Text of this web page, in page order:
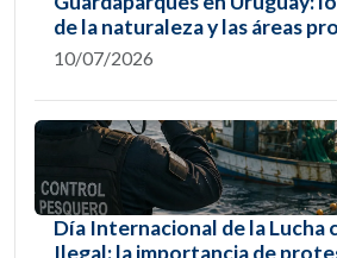
de la naturaleza y las áreas
10/07/2026
Día Internacional de la Lucha
Ilegal: la importancia de